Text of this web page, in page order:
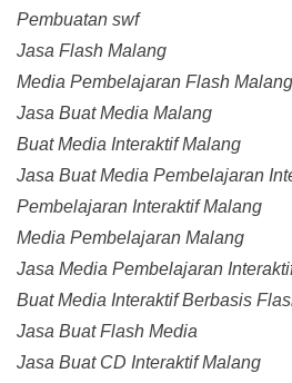
Pembuatan swf
Jasa Flash Malang
Media Pembelajaran Flash Malang
Jasa Buat Media Malang
Buat Media Interaktif Malang
Jasa Buat Media Pembelajaran
Pembelajaran Interaktif Malang
Media Pembelajaran Malang
Jasa Media Pembelajaran
Buat Media Interaktif Berbasis
Jasa Buat Flash Media
Jasa Buat CD Interaktif Malang